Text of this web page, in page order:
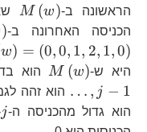
הראשונה ב-
M (w)
j
הכניסה האחרונה ב-)
w) = (0,0, 1, 2, 1,0)
i=3 j=5
היא ש-
M (w) הוא
… , j − 1 הוא זההG\left(c_{i-
1}-1\right)
j
הוא גדול מהכניסה ה-j
G\left(c_{i-